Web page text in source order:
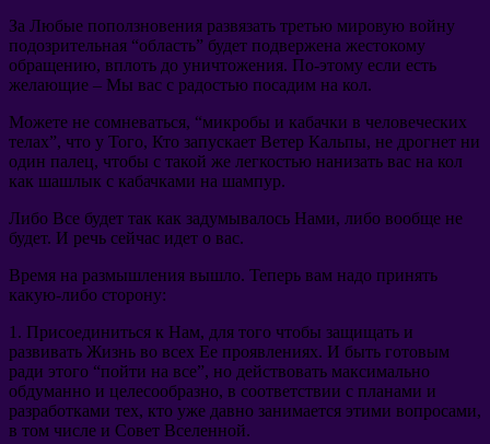
За Любые поползновения развязать третью мировую войну
подозрительная “область” будет подвержена жестокому
обращению, вплоть до уничтожения. По-этому если есть
желающие – Мы вас с радостью посадим на кол.
Можете не сомневаться, “микробы и кабачки в человеческих
телах”, что у Того, Кто запускает Ветер Кальпы, не дрогнет ни
один палец, чтобы с такой же легкостью нанизать вас на кол
как шашлык с кабачками на шампур.
Либо Все будет так как задумывалось Нами, либо вообще не
будет. И речь сейчас идет о вас.
Время на размышления вышло. Теперь вам надо принять
какую-либо сторону:
1. Присоединиться к Нам, для того чтобы защищать и
развивать Жизнь во всех Ее проявлениях. И быть готовым
ради этого “пойти на все”, но действовать максимально
обдуманно и целесообразно, в соответствии с планами и
разработками тех, кто уже давно занимается этими вопросами,
в том числе и Совет Вселенной.